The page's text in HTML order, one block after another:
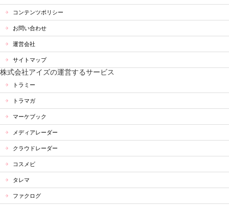
コンテンツポリシー
お問い合わせ
運営会社
サイトマップ
株式会社アイズの運営するサービス
トラミー
トラマガ
マーケブック
メディアレーダー
クラウドレーダー
コスメビ
タレマ
ファクログ